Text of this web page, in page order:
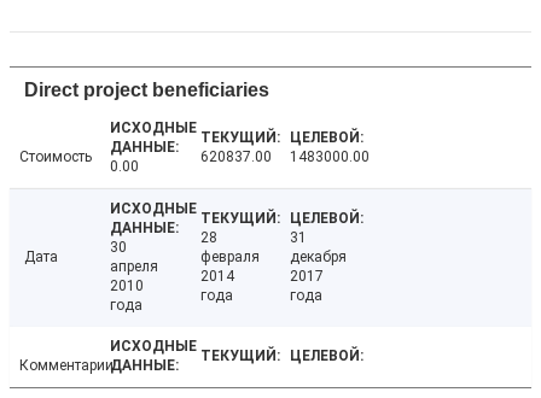
Direct project beneficiaries
Стоимость
0.00
620837.00 1483000.00
Дата
30
апреля
2010
года
28
февраля
2014
года
31
декабря
2017
года
Комментарии